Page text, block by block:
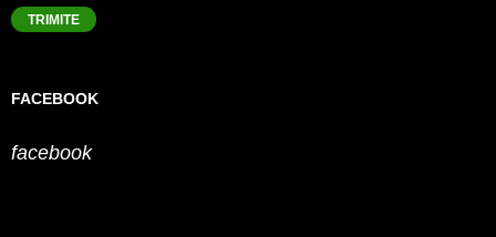
TRIMITE
FACEBOOK
facebook